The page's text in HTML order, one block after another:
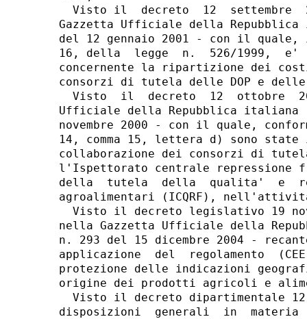
Visto il  decreto  12  settembre
Gazzetta Ufficiale della
del 12 gennaio 2001 - con il
16, della  legge  n.  526/1999,
concernente la ripartizione dei
consorzi di tutela delle DOP e
Visto  il  decreto  12  ottobre
Ufficiale della Repubblica italiana
novembre 2000 - con il quale,
14, comma 15, lettera d) sono
collaborazione dei consorzi di
l'Ispettorato centrale
della  tutela  della  qualita'  e
agroalimentari (ICQRF),
Visto il decreto legislativo 19
nella Gazzetta Ufficiale della
n. 293 del 15 dicembre 2004 -
applicazione  del  regolamento
protezione delle indicazioni
origine dei prodotti agricoli e
Visto il decreto dipartimentale
disposizioni  generali  in